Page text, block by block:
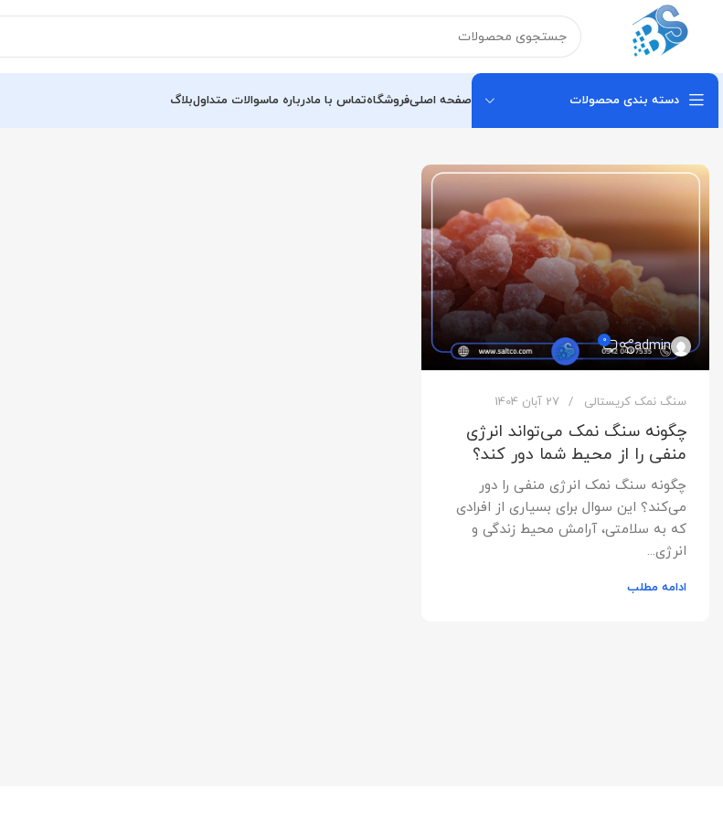
دسته بندی محصولات صفحه اصلیفروشگاهتماس با مادرباره ماسوالات متداولبلاگ
admin
0
سنگ نمک کریستالی 27 آبان 1404
چگونه سنگ نمک می‌تواند انرژی
منفی را از محیط شما دور کند؟
چگونه سنگ نمک انرژی منفی را دور
می‌کند؟ این سوال برای بسیاری از افرادی
که به سلامتی، آرامش محیط زندگی و
انرژی‌...
ادامه مطلب